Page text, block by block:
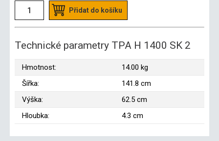
Přidat do košíku
Technické parametry TPA H 1400 SK 2
Hmotnost:
14.00 kg
Šířka:
141.8 cm
Výška:
62.5 cm
Hloubka:
4.3 cm